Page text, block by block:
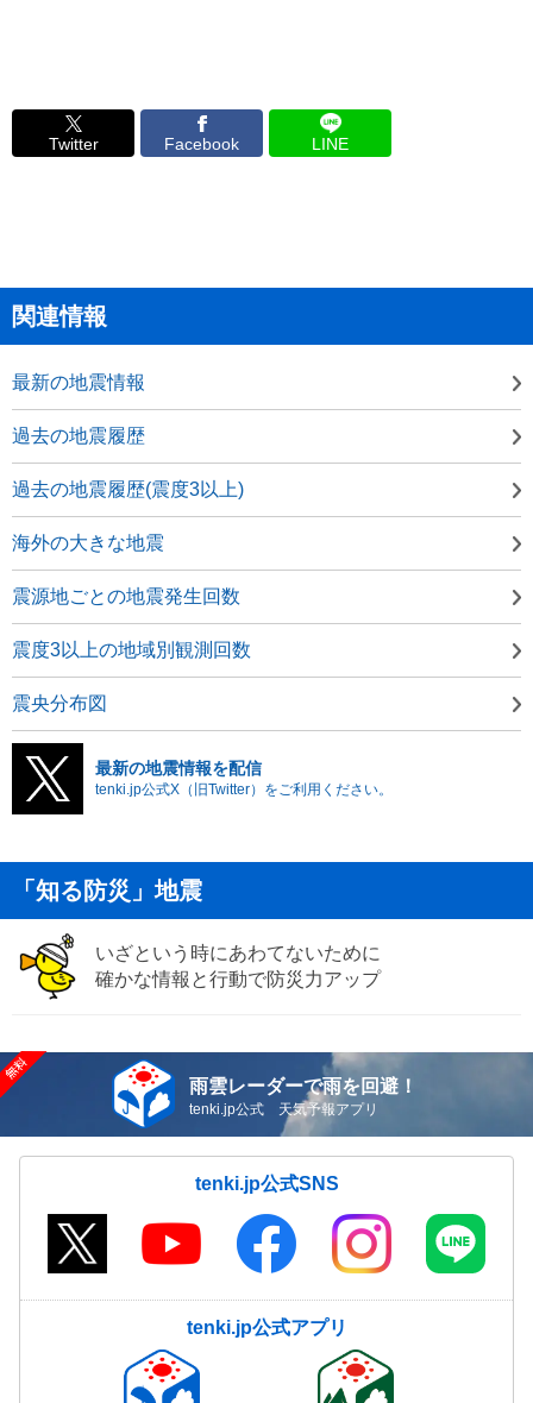
Twitter Facebook LINE
関連情報
最新の地震情報
過去の地震履歴
過去の地震履歴(震度3以上)
海外の大きな地震
震源地ごとの地震発生回数
震度3以上の地域別観測回数
震央分布図
最新の地震情報を配信
tenki.jp公式X（旧Twitter）をご利用ください。
「知る防災」地震
いざという時にあわてないために
確かな情報と行動で防災力アップ
雨雲レーダーで雨を回避！
tenki.jp公式 天気予報アプリ
tenki.jp公式SNS
tenki.jp公式アプリ